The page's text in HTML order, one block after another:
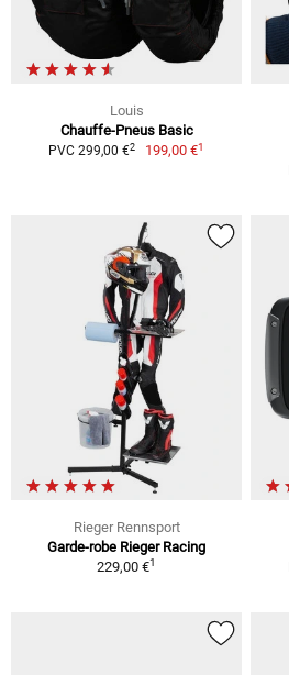
Louis
Chauffe-Pneus Basic
PVC 299,00 €2 199,00 €1
Rieger Rennsport
Garde-robe Rieger Racing
229,00 €1